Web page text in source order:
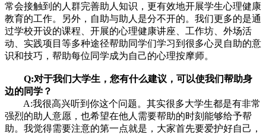
常会接触到的人群完善助人知识，更有效地开展学生心理健康
教育的工作。另外，自助与助人是分不开的。我们更多的是通
过学校开设的课程、开展的心理健康讲座、工作坊、外场活
动、实践项目等多种途径帮助同学们学习到很多心灵自助的意
识和技巧，帮助每位同学成为自己的心理按摩师。
Q:对于我们大学生，您有什么建议，可以使我们帮助身
边的同学？
A:我很高兴听到你这个问题。其实很多大学生都是有非常
强烈的助人意愿，也希望在他人需要帮助的时刻能够给予帮
助。我觉得需要注意的第一点就是，大家首先要爱护好自己，